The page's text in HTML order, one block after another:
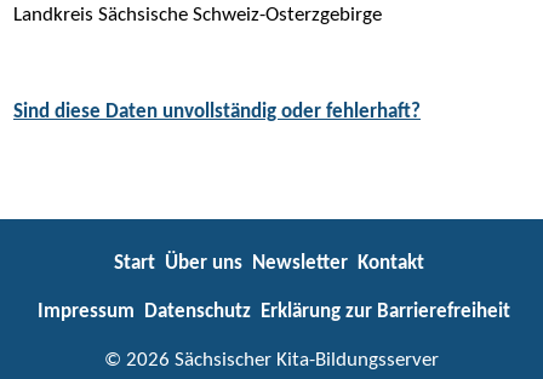
Landkreis Sächsische Schweiz-Osterzgebirge
Sind diese Daten unvollständig oder fehlerhaft?
Start Über uns Newsletter Kontakt
Impressum Datenschutz Erklärung zur Barrierefreiheit
© 2026 Sächsischer Kita-Bildungsserver